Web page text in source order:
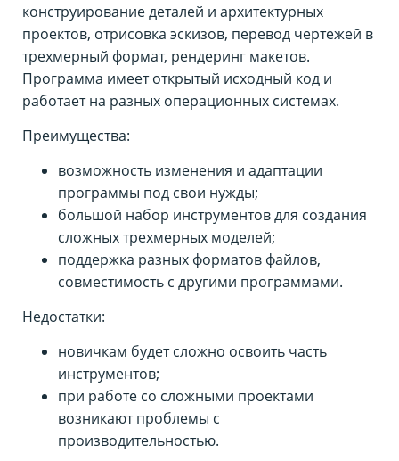
конструирование деталей и архитектурных
проектов, отрисовка эскизов, перевод чертежей в
трехмерный формат, рендеринг макетов.
Программа имеет открытый исходный код и
работает на разных операционных системах.
Преимущества:
возможность изменения и адаптации
программы под свои нужды;
большой набор инструментов для создания
сложных трехмерных моделей;
поддержка разных форматов файлов,
совместимость с другими программами.
Недостатки:
новичкам будет сложно освоить часть
инструментов;
при работе со сложными проектами
возникают проблемы с
производительностью.